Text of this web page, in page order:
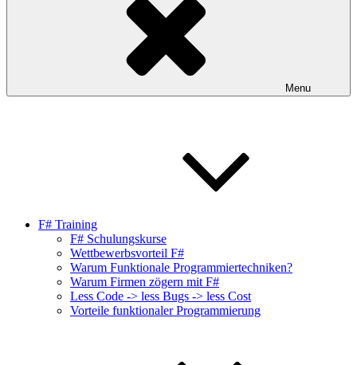
Menu
F# Training
F# Schulungskurse
Wettbewerbsvorteil F#
Warum Funktionale Programmiertechniken?
Warum Firmen zögern mit F#
Less Code -> less Bugs -> less Cost
Vorteile funktionaler Programmierung